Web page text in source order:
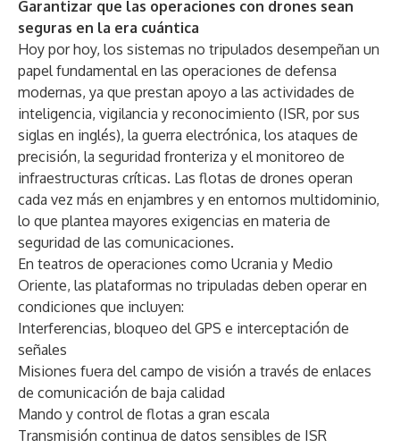
Garantizar que las operaciones con drones sean
seguras en la era cuántica
Hoy por hoy, los sistemas no tripulados desempeñan un
papel fundamental en las operaciones de defensa
modernas, ya que prestan apoyo a las actividades de
inteligencia, vigilancia y reconocimiento (ISR, por sus
siglas en inglés), la guerra electrónica, los ataques de
precisión, la seguridad fronteriza y el monitoreo de
infraestructuras críticas. Las flotas de drones operan
cada vez más en enjambres y en entornos multidominio,
lo que plantea mayores exigencias en materia de
seguridad de las comunicaciones.
En teatros de operaciones como Ucrania y Medio
Oriente, las plataformas no tripuladas deben operar en
condiciones que incluyen:
Interferencias, bloqueo del GPS e interceptación de
señales
Misiones fuera del campo de visión a través de enlaces
de comunicación de baja calidad
Mando y control de flotas a gran escala
Transmisión continua de datos sensibles de ISR